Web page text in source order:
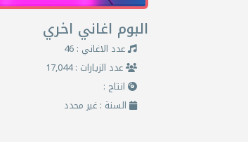
البوم اغاني اخري
عدد الاغاني : 46
عدد الزيارات : 17,044
انتاج :
السنة : غير محدد